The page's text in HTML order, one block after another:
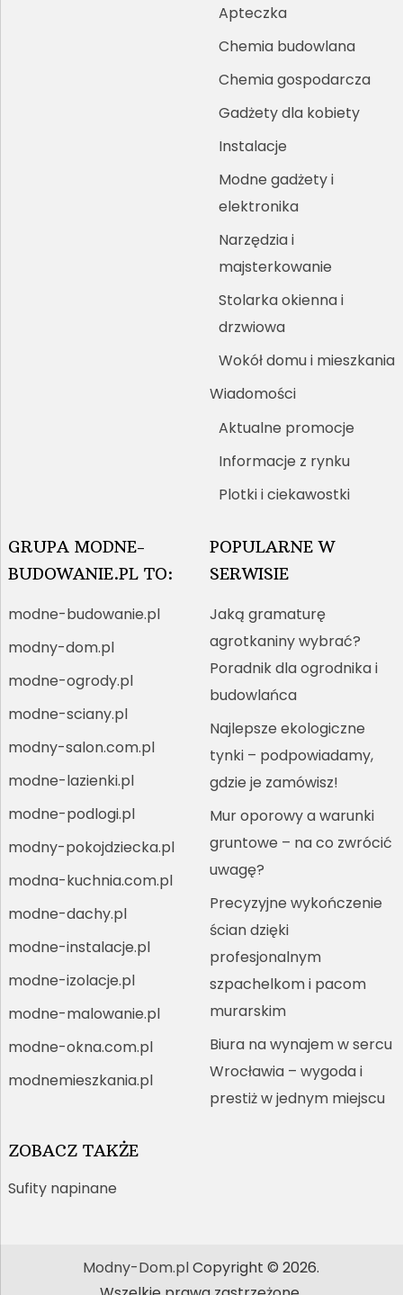
Apteczka
Chemia budowlana
Chemia gospodarcza
Gadżety dla kobiety
Instalacje
Modne gadżety i
elektronika
Narzędzia i
majsterkowanie
Stolarka okienna i
drzwiowa
Wokół domu i mieszkania
Wiadomości
Aktualne promocje
Informacje z rynku
Plotki i ciekawostki
GRUPA MODNE-
BUDOWANIE.PL TO:
modne-budowanie.pl
modny-dom.pl
modne-ogrody.pl
modne-sciany.pl
modny-salon.com.pl
modne-lazienki.pl
modne-podlogi.pl
modny-pokojdziecka.pl
modna-kuchnia.com.pl
modne-dachy.pl
modne-instalacje.pl
modne-izolacje.pl
modne-malowanie.pl
modne-okna.com.pl
modnemieszkania.pl
POPULARNE W
SERWISIE
Jaką gramaturę
agrotkaniny wybrać?
Poradnik dla ogrodnika i
budowlańca
Najlepsze ekologiczne
tynki – podpowiadamy,
gdzie je zamówisz!
Mur oporowy a warunki
gruntowe – na co zwrócić
uwagę?
Precyzyjne wykończenie
ścian dzięki
profesjonalnym
szpachelkom i pacom
murarskim
Biura na wynajem w sercu
Wrocławia – wygoda i
prestiż w jednym miejscu
ZOBACZ TAKŻE
Sufity napinane
Modny-Dom.plCopyright © 2026.